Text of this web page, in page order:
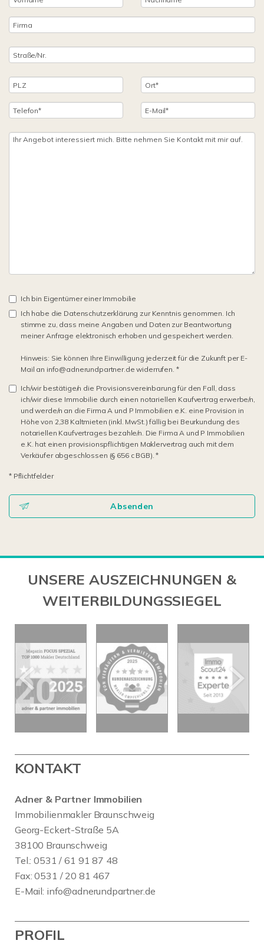
Ich bin Eigentümer einer Immobilie
Ich habe die Datenschutzerklärung zur Kenntnis genommen. Ich
stimme zu, dass meine Angaben und Daten zur Beantwortung
meiner Anfrage elektronisch erhoben und gespeichert werden.
Hinweis: Sie können Ihre Einwilligung jederzeit für die Zukunft per E-
Mail an info@adnerundpartner.de widerrufen. *
Ich/wir bestätige/n die Provisionsvereinbarung für den Fall, dass
ich/wir diese Immobilie durch einen notariellen Kaufvertrag erwerbe/n,
und werde/n an die Firma A und P Immobilien e.K. eine Provision in
Höhe von 2,38 Kaltmieten (inkl. MwSt.) fällig bei Beurkundung des
notariellen Kaufvertrages bezahle/n. Die Firma A und P Immobilien
e.K. hat einen provisionspflichtigen Maklervertrag auch mit dem
Verkäufer abgeschlossen (§ 656 c BGB). *
* Pflichtfelder
Absenden
UNSERE AUSZEICHNUNGEN &
WEITERBILDUNGSSIEGEL
KONTAKT
Adner & Partner Immobilien
Immobilienmakler Braunschweig
Georg-Eckert-Straße 5A
38100 Braunschweig
Tel.: 0531 / 61 91 87 48
Fax: 0531 / 20 81 467
E-Mail: info@adnerundpartner.de
PROFIL